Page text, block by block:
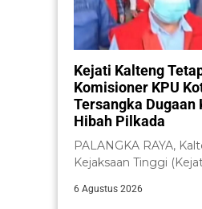
Kejati Kalteng
Komisioner KPU
Tersangka Dugaan
Hibah Pilkada
PALANGKA RAYA,
Kejaksaan Tinggi
komisioner...
6 Agustus 2026